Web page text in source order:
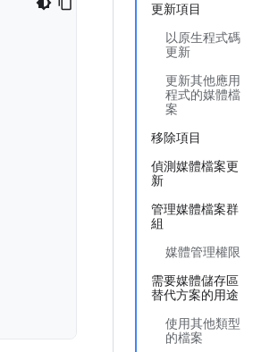
更新項目
以原生程式碼
更新
更新其他應用
程式的媒體檔
案
移除項目
偵測媒體檔案更
新
管理媒體檔案群
組
媒體管理權限
需要媒體儲存區
替代方案的用途
使用其他類型
的檔案